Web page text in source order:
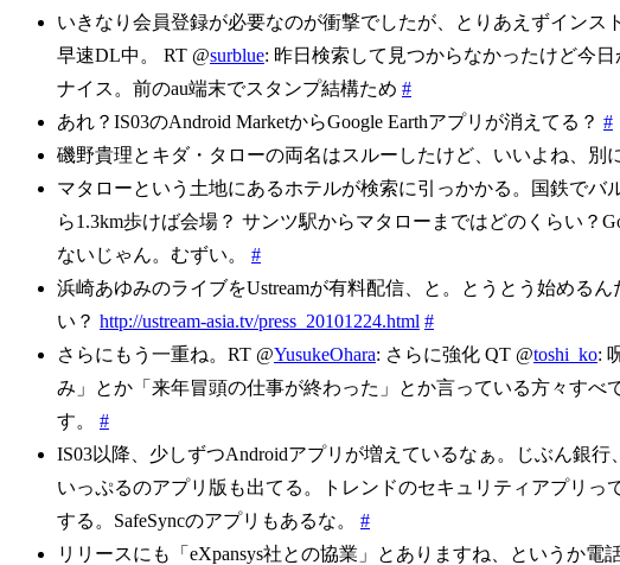
いきなり会員登録が必要なのが衝撃でしたが、とりあえずインス
早速DL中。 RT @surblue: 昨日検索して見つからなかったけど今日
ナイス。前のau端末でスタンプ結構ため #
あれ？IS03のAndroid MarketからGoogle Earthアプリが消えてる？ #
磯野貴理とキダ・タローの両名はスルーしたけど、いいよね、別
マタローという土地にあるホテルが検索に引っかかる。国鉄でバ
ら1.3km歩けば会場？ サンツ駅からマタローまではどのくらい？
ないじゃん。むずい。 #
浜崎あゆみのライブをUstreamが有料配信、と。とうとう始める
い？ http://ustream-asia.tv/press_20101224.html #
さらにもう一重ね。RT @YusukeOhara: さらに強化 QT @toshi_ko:
み」とか「来年冒頭の仕事が終わった」とか言っている方々すべ
す。 #
IS03以降、少しずつAndroidアプリが増えているなぁ。じぶん銀
いっぷるのアプリ版も出てる。トレンドのセキュリティアプリっ
する。SafeSyncのアプリもあるな。 #
リリースにも「eXpansys社との協業」とありますね、というか電